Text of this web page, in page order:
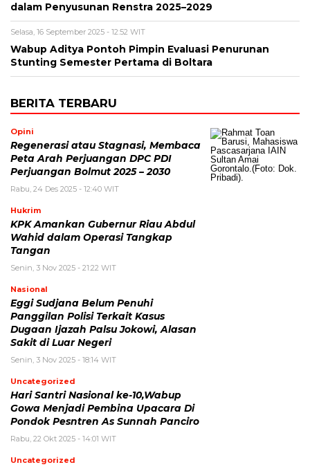
dalam Penyusunan Renstra 2025–2029
Selasa, 16 September 2025 - 12:52 WIT
Wabup Aditya Pontoh Pimpin Evaluasi Penurunan
Stunting Semester Pertama di Boltara
BERITA TERBARU
Opini
Regenerasi atau Stagnasi, Membaca
Peta Arah Perjuangan DPC PDI
Perjuangan Bolmut 2025 – 2030
Rabu, 24 Des 2025 - 12:40 WIT
Hukrim
KPK Amankan Gubernur Riau Abdul
Wahid dalam Operasi Tangkap
Tangan
Senin, 3 Nov 2025 - 21:22 WIT
Nasional
Eggi Sudjana Belum Penuhi
Panggilan Polisi Terkait Kasus
Dugaan Ijazah Palsu Jokowi, Alasan
Sakit di Luar Negeri
Senin, 3 Nov 2025 - 18:14 WIT
Uncategorized
Hari Santri Nasional ke-10,Wabup
Gowa Menjadi Pembina Upacara Di
Pondok Pesntren As Sunnah Panciro
Rabu, 22 Okt 2025 - 14:01 WIT
Uncategorized